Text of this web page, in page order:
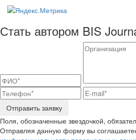
Стать автором BIS
Отправить заявку
Поля, обозначенные звездочкой,
Отправляя данную форму вы